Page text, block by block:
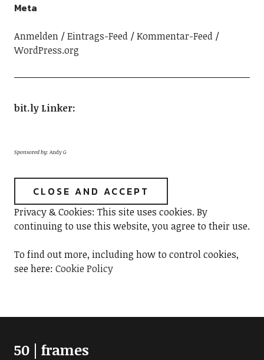
Meta
Anmelden Eintrags-Feed
Kommentar-Feed
WordPress.org
bit.ly Linker:
Sponsored by: Andy G
Privacy & Cookies: This site uses cookies. By
continuing to use this website, you agree to their use.
To find out more, including how to control cookies,
see here: Cookie Policy
50 | frames